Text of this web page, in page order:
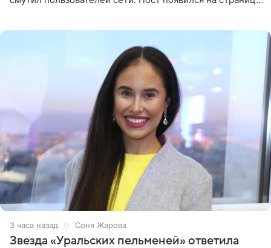
3 часа назад Соня Жарова
Звезда «Уральских пельменей» ответила